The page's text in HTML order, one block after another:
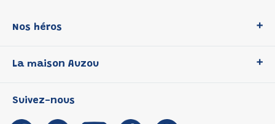
Nos héros
P'tit Loup
Les Influenceuses
La maison Auzou
Notre histoire
Suivez-nous